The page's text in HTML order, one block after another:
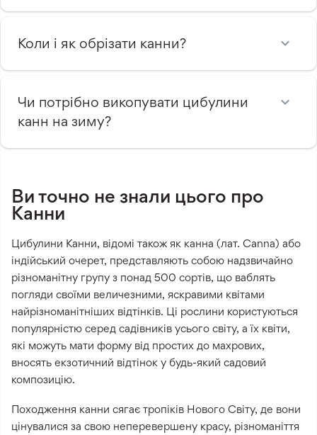
Коли і як обрізати канни?
Чи потрібно викопувати цибулини
канн на зиму?
Ви точно не знали цього про
Канни
Цибулини Канни, відомі також як канна (лат. Canna) або
індійський очерет, представляють собою надзвичайно
різноманітну групу з понад 500 сортів, що ваблять
погляди своїми величезними, яскравими квітами
найрізноманітніших відтінків. Ці рослини користуються
популярністю серед садівників усього світу, а їх квіти,
які можуть мати форму від простих до махрових,
вносять екзотичний відтінок у будь-який садовий
композицію.
Походження канни сягає тропіків Нового Світу, де вони
цінувалися за свою неперевершену красу, різноманіття